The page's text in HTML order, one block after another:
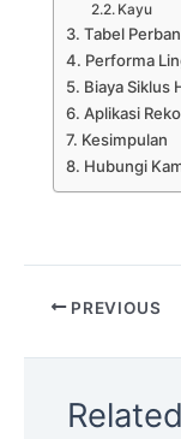
Kayu
Tabel
Performa
Biaya Siklus
Aplikasi
Kesimpulan
Hubungi
PREVIOUS